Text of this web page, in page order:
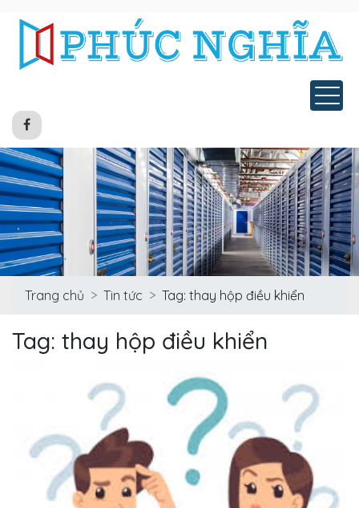
Trang chủ Tin tức Tag: thay hộp điều khiển
Tag: thay hộp điều khiển